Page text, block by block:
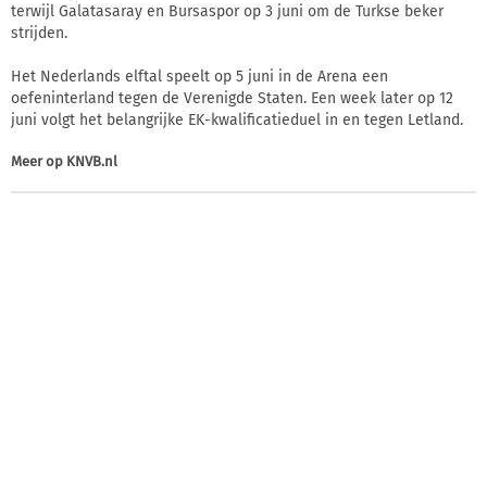
terwijl Galatasaray en Bursaspor op 3 juni om de Turkse beker
strijden.
Het Nederlands elftal speelt op 5 juni in de Arena een
oefeninterland tegen de Verenigde Staten. Een week later op 12
juni volgt het belangrijke EK-kwalificatieduel in en tegen Letland.
Meer op KNVB.nl